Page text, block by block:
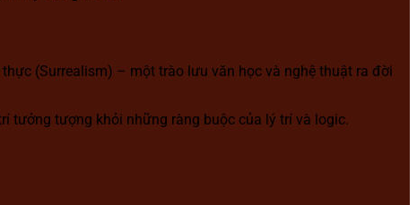
(Surrealism) – một trào lưu văn học và nghệ thuật ra đời
tưởng tượng khỏi những ràng buộc của lý trí và logic.